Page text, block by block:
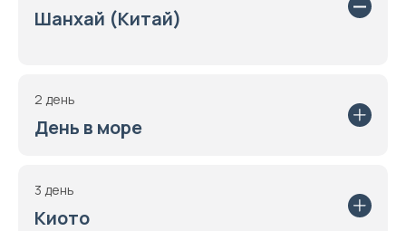
Шанхай (Китай)
2 день
День в море
3 день
Киото